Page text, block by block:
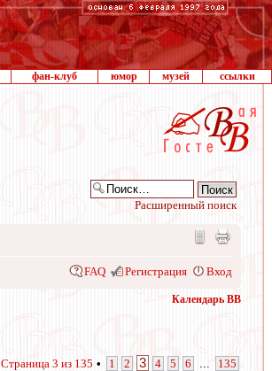
фан-клуб юмор музей ссылки
Расширенный поиск
FAQ Регистрация Вход
Календарь ВВ
Страница 3 из 135 • 1 2 3 4 5 6 135